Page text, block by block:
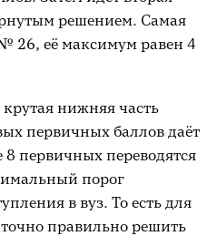
решением. Самая
26, её максимум равен 4
нижняя часть
первичных баллов даёт
8 первичных переводятся
порог
в вуз. То есть для
правильно решить